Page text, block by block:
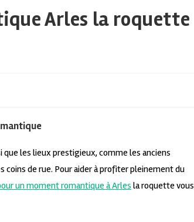
Arles la roquette
les lieux prestigieux, comme les anciens
coins de rue. Pour aider à profiter pleinement du
un moment romantique à Arles la roquette vous